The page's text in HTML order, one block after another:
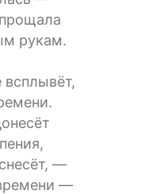
рукам.
всплывёт,
—
—